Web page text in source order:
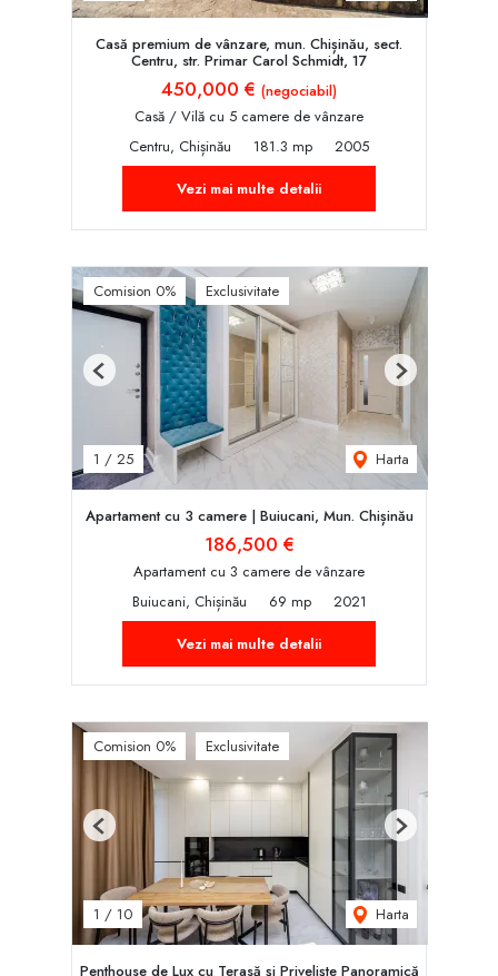
Casă premium de vânzare, mun. Chișinău, sect.
Centru, str. Primar Carol Schmidt, 17
450,000 € (negociabil)
Casă / Vilă cu 5 camere de vânzare
Centru, Chișinău
181.3 mp
2005
Vezi mai multe detalii
Comision 0% Exclusivitate
1 / 25 Harta
Previous Next
Apartament cu 3 camere | Buiucani, Mun. Chișinău
186,500 €
Apartament cu 3 camere de vânzare
Buiucani, Chișinău
69 mp
2021
Vezi mai multe detalii
Comision 0% Exclusivitate
1 / 10 Harta
Previous Next
Penthouse de Lux cu Terasă și Priveliște Panoramică